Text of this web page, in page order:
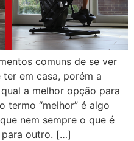
comuns de se ver
em casa, porém a
a melhor opção para
termo “melhor” é algo
nem sempre o que é
para outro. […]